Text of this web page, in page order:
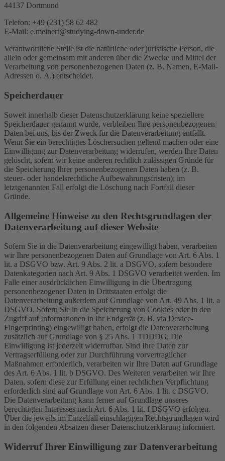
44137 Dortmund
Telefon: +49 (231) 58 62 482
E-Mail: e.meinert@studying-down-under.de
Verantwortliche Stelle ist die natürliche oder juristische Person, die
allein oder gemeinsam mit anderen über die Zwecke und Mittel der
Verarbeitung von personenbezogenen Daten (z. B. Namen, E-Mail-
Adressen o. Ä.) entscheidet.
Speicherdauer
Soweit innerhalb dieser Datenschutzerklärung keine speziellere
Speicherdauer genannt wurde, verbleiben Ihre personenbezogenen
Daten bei uns, bis der Zweck für die Datenverarbeitung entfällt.
Wenn Sie ein berechtigtes Löschersuchen geltend machen oder eine
Einwilligung zur Datenverarbeitung widerrufen, werden Ihre Daten
gelöscht, sofern wir keine anderen rechtlich zulässigen Gründe für
die Speicherung Ihrer personenbezogenen Daten haben (z. B.
steuer- oder handelsrechtliche Aufbewahrungsfristen); im
letztgenannten Fall erfolgt die Löschung nach Fortfall dieser
Gründe.
Allgemeine Hinweise zu den Rechtsgrundlagen der
Datenverarbeitung auf dieser Website
Sofern Sie in die Datenverarbeitung eingewilligt haben, verarbeiten
wir Ihre personenbezogenen Daten auf Grundlage von Art. 6 Abs. 1
lit. a DSGVO bzw. Art. 9 Abs. 2 lit. a DSGVO, sofern besondere
Datenkategorien nach Art. 9 Abs. 1 DSGVO verarbeitet werden. Im
Falle einer ausdrücklichen Einwilligung in die Übertragung
personenbezogener Daten in Drittstaaten erfolgt die
Datenverarbeitung außerdem auf Grundlage von Art. 49 Abs. 1 lit. a
DSGVO. Sofern Sie in die Speicherung von Cookies oder in den
Zugriff auf Informationen in Ihr Endgerät (z. B. via Device-
Fingerprinting) eingewilligt haben, erfolgt die Datenverarbeitung
zusätzlich auf Grundlage von § 25 Abs. 1 TDDDG. Die
Einwilligung ist jederzeit widerrufbar. Sind Ihre Daten zur
Vertragserfüllung oder zur Durchführung vorvertraglicher
Maßnahmen erforderlich, verarbeiten wir Ihre Daten auf Grundlage
des Art. 6 Abs. 1 lit. b DSGVO. Des Weiteren verarbeiten wir Ihre
Daten, sofern diese zur Erfüllung einer rechtlichen Verpflichtung
erforderlich sind auf Grundlage von Art. 6 Abs. 1 lit. c DSGVO.
Die Datenverarbeitung kann ferner auf Grundlage unseres
berechtigten Interesses nach Art. 6 Abs. 1 lit. f DSGVO erfolgen.
Über die jeweils im Einzelfall einschlägigen Rechtsgrundlagen wird
in den folgenden Absätzen dieser Datenschutzerklärung informiert.
Widerruf Ihrer Einwilligung zur Datenverarbeitung